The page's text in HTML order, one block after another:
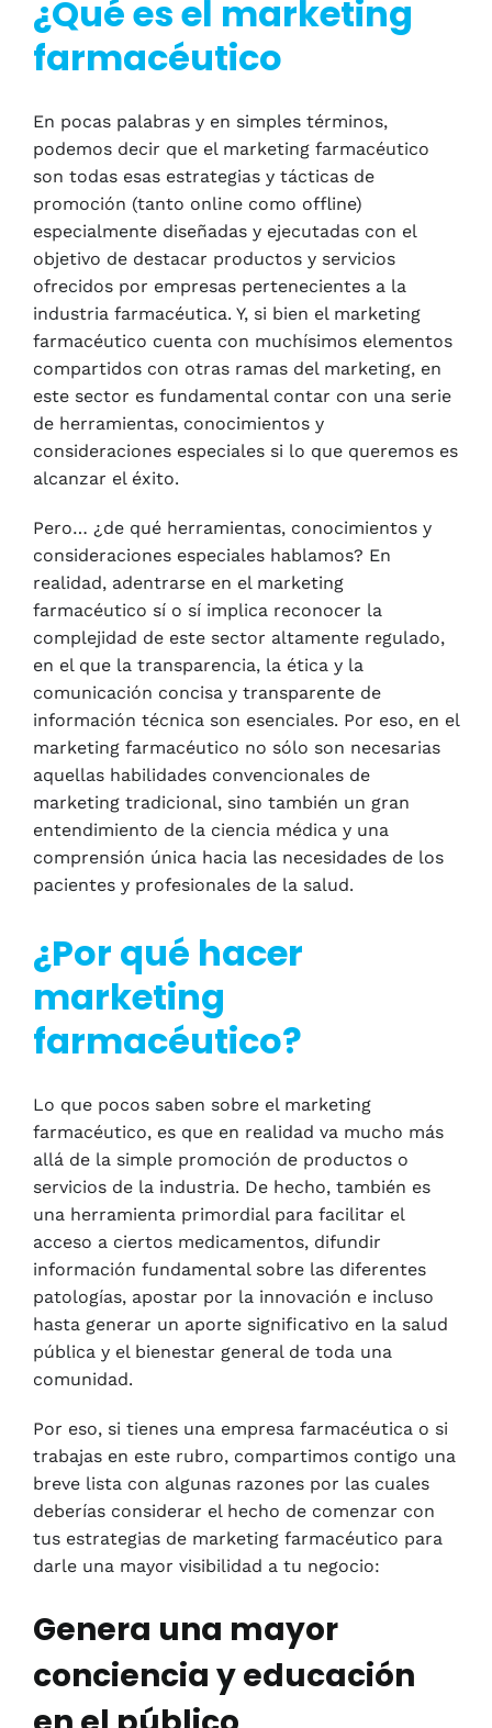
¿Qué es el marketing
farmacéutico
En pocas palabras y en simples términos,
podemos decir que el marketing farmacéutico
son todas esas estrategias y tácticas de
promoción (tanto online como offline)
especialmente diseñadas y ejecutadas con el
objetivo de destacar productos y servicios
ofrecidos por empresas pertenecientes a la
industria farmacéutica. Y, si bien el marketing
farmacéutico cuenta con muchísimos elementos
compartidos con otras ramas del marketing, en
este sector es fundamental contar con una serie
de herramientas, conocimientos y
consideraciones especiales si lo que queremos es
alcanzar el éxito.
Pero… ¿de qué herramientas, conocimientos y
consideraciones especiales hablamos? En
realidad, adentrarse en el marketing
farmacéutico sí o sí implica reconocer la
complejidad de este sector altamente regulado,
en el que la transparencia, la ética y la
comunicación concisa y transparente de
información técnica son esenciales. Por eso, en el
marketing farmacéutico no sólo son necesarias
aquellas habilidades convencionales de
marketing tradicional, sino también un gran
entendimiento de la ciencia médica y una
comprensión única hacia las necesidades de los
pacientes y profesionales de la salud.
¿Por qué hacer
marketing
farmacéutico?
Lo que pocos saben sobre el marketing
farmacéutico, es que en realidad va mucho más
allá de la simple promoción de productos o
servicios de la industria. De hecho, también es
una herramienta primordial para facilitar el
acceso a ciertos medicamentos, difundir
información fundamental sobre las diferentes
patologías, apostar por la innovación e incluso
hasta generar un aporte significativo en la salud
pública y el bienestar general de toda una
comunidad.
Por eso, si tienes una empresa farmacéutica o si
trabajas en este rubro, compartimos contigo una
breve lista con algunas razones por las cuales
deberías considerar el hecho de comenzar con
tus estrategias de marketing farmacéutico para
darle una mayor visibilidad a tu negocio:
Genera una mayor
conciencia y educación